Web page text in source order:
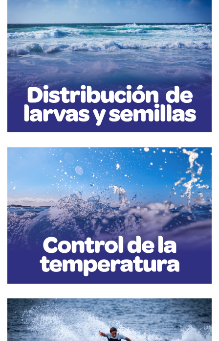
Distribución de larvas y semillas
Las olas también juegan un papel importante en la dispersión de larvas y
semillas de especies marinas.
Estos organismos a menudo dependen de las corrientes generadas por
las olas para llevar a cabo su ciclo de vida y colonizar nuevas áreas.
Control de la temperatura
Las olas pueden influir en la temperatura superficial del agua en los
océanos al mezclar las capas superficiales más cálidas con las capas más
frías de agua.
Esto puede ayudar a regular la temperatura del agua y a crear
microclimas que influyen en la distribución de especies marinas.
Deportes, salud física y mental
Las olas desempeñan un papel fundamental en el mundo de los deportes